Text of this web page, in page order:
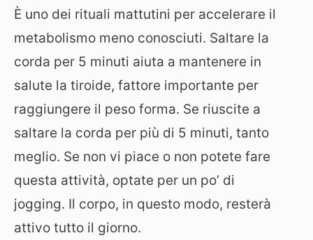
È uno dei rituali mattutini per accelerare il
metabolismo meno conosciuti. Saltare la
corda per 5 minuti aiuta a mantenere in
salute la tiroide, fattore importante per
raggiungere il peso forma. Se riuscite a
saltare la corda per più di 5 minuti, tanto
meglio. Se non vi piace o non potete fare
questa attività, optate per un po’ di
jogging. Il corpo, in questo modo, resterà
attivo tutto il giorno.